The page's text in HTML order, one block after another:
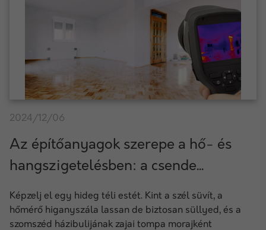
2024/12/06
Az építőanyagok szerepe a hő- és
hangszigetelésben: a csende...
Képzelj el egy hideg téli estét. Kint a szél süvít, a
hőmérő higanyszála lassan de biztosan süllyed, és a
szomszéd házibulijának zajai tompa morajként